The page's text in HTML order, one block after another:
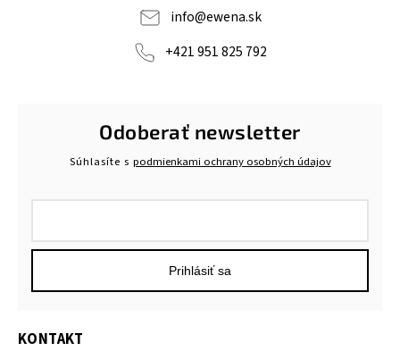
info@ewena.sk
+421 951 825 792
Odoberať newsletter
Súhlasíte s podmienkami ochrany osobných údajov
Prihlásiť sa
KONTAKT